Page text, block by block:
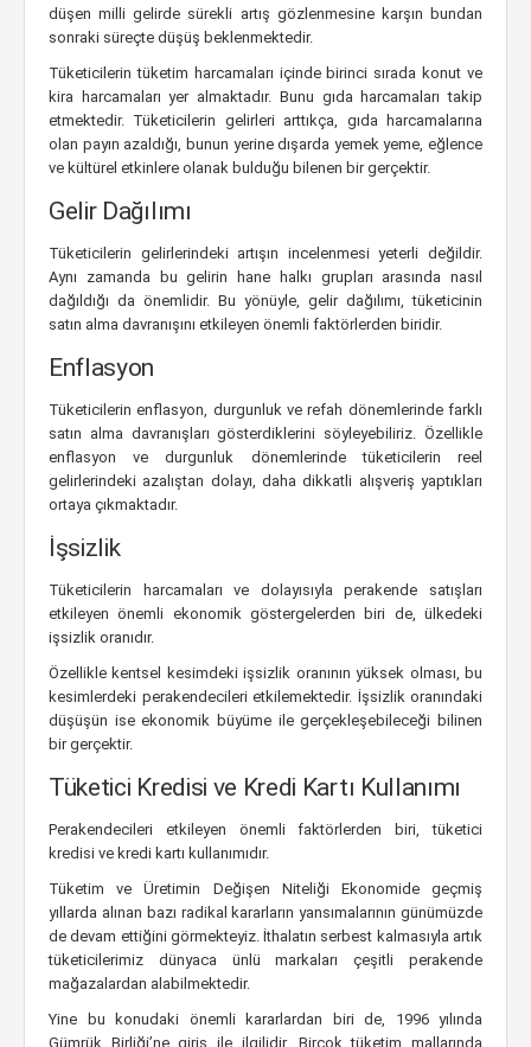
düşen milli gelirde sürekli artış gözlenmesine karşın bundan
sonraki süreçte düşüş beklenmektedir.
Tüketicilerin tüketim harcamaları içinde birinci sırada konut ve
kira harcamaları yer almaktadır. Bunu gıda harcamaları takip
etmektedir. Tüketicilerin gelirleri arttıkça, gıda harcamalarına
olan payın azaldığı, bunun yerine dışarda yemek yeme, eğlence
ve kültürel etkinlere olanak bulduğu bilenen bir gerçektir.
Gelir Dağılımı
Tüketicilerin gelirlerindeki artışın incelenmesi yeterli değildir.
Aynı zamanda bu gelirin hane halkı grupları arasında nasıl
dağıldığı da önemlidir. Bu yönüyle, gelir dağılımı, tüketicinin
satın alma davranışını etkileyen önemli faktörlerden biridir.
Enflasyon
Tüketicilerin enflasyon, durgunluk ve refah dönemlerinde farklı
satın alma davranışları gösterdiklerini söyleyebiliriz. Özellikle
enflasyon ve durgunluk dönemlerinde tüketicilerin reel
gelirlerindeki azalıştan dolayı, daha dikkatli alışveriş yaptıkları
ortaya çıkmaktadır.
İşsizlik
Tüketicilerin harcamaları ve dolayısıyla perakende satışları
etkileyen önemli ekonomik göstergelerden biri de, ülkedeki
işsizlik oranıdır.
Özellikle kentsel kesimdeki işsizlik oranının yüksek olması, bu
kesimlerdeki perakendecileri etkilemektedir. İşsizlik oranındaki
düşüşün ise ekonomik büyüme ile gerçekleşebileceği bilinen
bir gerçektir.
Tüketici Kredisi ve Kredi Kartı Kullanımı
Perakendecileri etkileyen önemli faktörlerden biri, tüketici
kredisi ve kredi kartı kullanımıdır.
Tüketim ve Üretimin Değişen Niteliği Ekonomide geçmiş
yıllarda alınan bazı radikal kararların yansımalarının günümüzde
de devam ettiğini görmekteyiz. İthalatın serbest kalmasıyla artık
tüketicilerimiz dünyaca ünlü markaları çeşitli perakende
mağazalardan alabilmektedir.
Yine bu konudaki önemli kararlardan biri de, 1996 yılında
Gümrük Birliği’ne giriş ile ilgilidir. Birçok tüketim mallarında